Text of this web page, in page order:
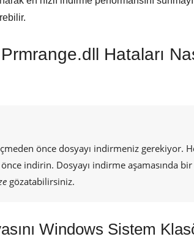
Hataları
önce dosyayı indirmeniz gerekiyor.
indirin. Dosyayı indirme aşamasında bir
gözatabilirsiniz.
Windows Sistem